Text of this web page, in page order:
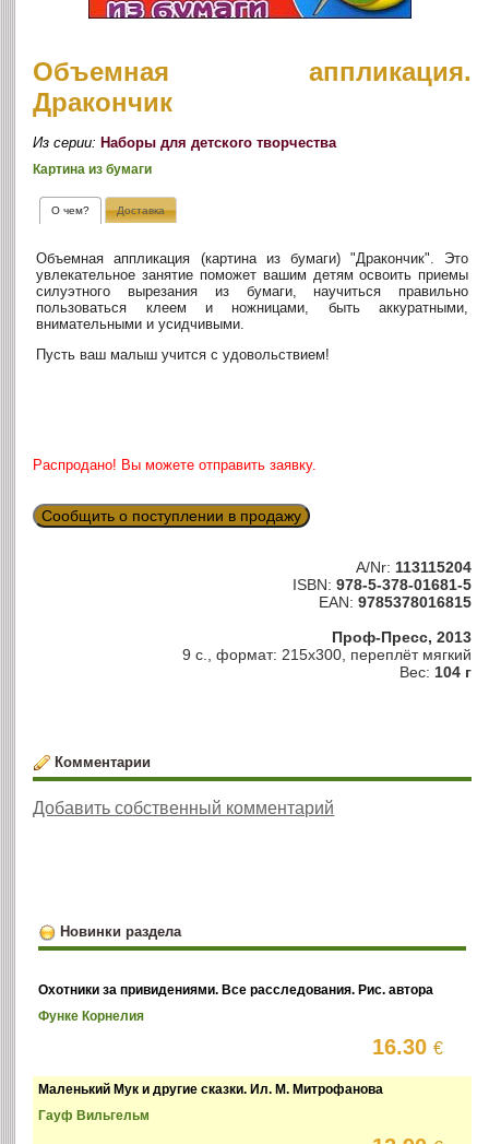
Объемная аппликация.
Дракончик
Из серии: Наборы для детского творчества
Картина из бумаги
О чем? Доставка
Объемная аппликация (картина из бумаги) "Дракончик". Это
увлекательное занятие поможет вашим детям освоить приемы
силуэтного вырезания из бумаги, научиться правильно
пользоваться клеем и ножницами, быть аккуратными,
внимательными и усидчивыми.
Пусть ваш малыш учится с удовольствием!
Распродано! Вы можете отправить заявку.
Сообщить о поступлении в продажу
A/Nr: 113115204
ISBN: 978-5-378-01681-5
EAN: 9785378016815
Проф-Пресс, 2013
9 с., формат: 215x300, переплёт мягкий
Вес: 104 г
Комментарии
Добавить собственный комментарий
Новинки раздела
Охотники за привидениями. Все расследования. Рис. автора
Функе Корнелия
16.30€
Маленький Мук и другие сказки. Ил. М. Митрофанова
Гауф Вильгельм